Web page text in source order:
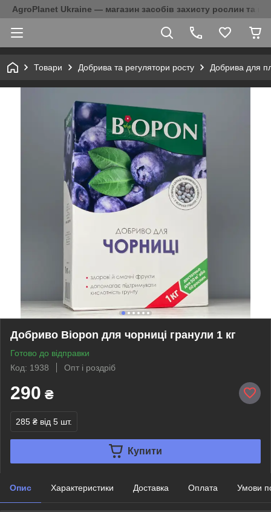
AgroPlanet Ukraine — магазин засобів захисту рослин та
Товари Добрива та регулятори росту Добрива для
Добриво Biopon для чорниці гранули 1 кг
Готово до відправки
Код: 1938
Опт і роздріб
290 ₴
285 ₴ від 5 шт.
Купити
Опис Характеристики Доставка Оплата Умови